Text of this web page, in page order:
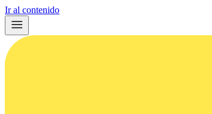
Ir al contenido